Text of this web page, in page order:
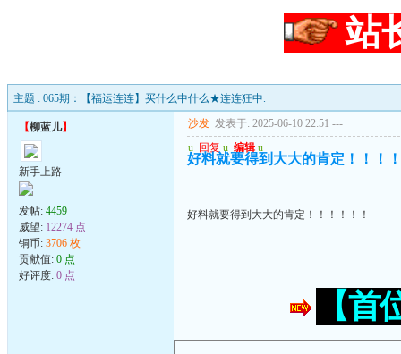
站
主题 : 065期：【福运连连】买什么中什么★连连狂中.
【柳蓝儿】
新手上路
发帖: 4459
威望: 12274 点
铜币: 3706 枚
贡献值: 0 点
好评度: 0 点
沙发 发表于: 2025-06-10 22:51 ---
u 回复 u 编辑 u
好料就要得到大大的肯定！！！
好料就要得到大大的肯定！！！！！！
【